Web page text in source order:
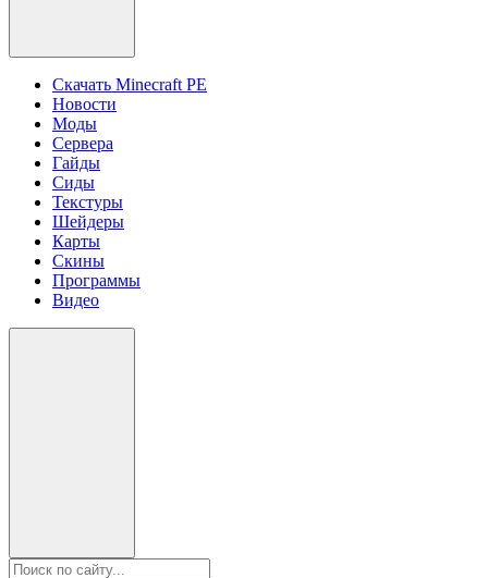
Скачать Minecraft PE
Новости
Моды
Сервера
Гайды
Сиды
Текстуры
Шейдеры
Карты
Скины
Программы
Видео